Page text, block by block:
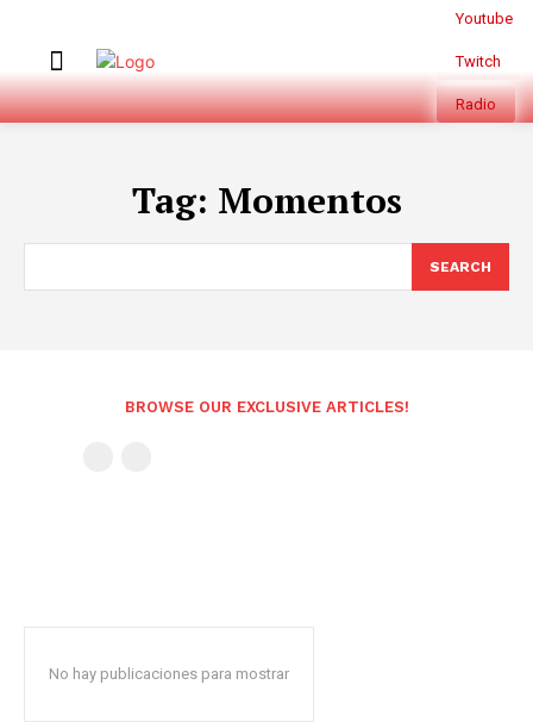
Youtube
Twitch
Radio
Tag: Momentos
SEARCH
BROWSE OUR EXCLUSIVE ARTICLES!
No hay publicaciones para mostrar